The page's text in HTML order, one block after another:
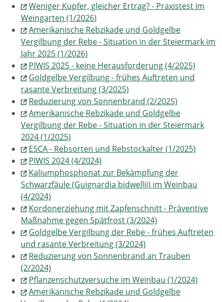
Weniger Kupfer, gleicher Ertrag? - Praxistest im
Weingarten (1/2026)
Amerikanische Rebzikade und Goldgelbe
Vergilbung der Rebe - Situation in der Steiermark im
Jahr 2025 (1/2026)
PIWIS 2025 - keine Herausforderung (4/2025)
Goldgelbe Vergilbung - frühes Auftreten und
rasante Verbreitung (3/2025)
Reduzierung von Sonnenbrand (2/2025)
Amerikanische Rebzikade und Goldgelbe
Vergilbung der Rebe - Situation in der Steiermark
2024 (1/2025)
ESCA - Rebsorten und Rebstockalter (1/2025)
PIWIS 2024 (4/2024)
Kaliumphosphonat zur Bekämpfung der
Schwarzfäule (Guignardia bidwellii) im Weinbau
(4/2024)
Kordonerziehung mit Zapfenschnitt - Präventive
Maßnahme gegen Spätfrost (3/2024)
Goldgelbe Vergilbung der Rebe - frühes Auftreten
und rasante Verbreitung (3/2024)
Reduzierung von Sonnenbrand an Trauben
(2/2024)
Pflanzenschutzversuche im Weinbau (1/2024)
Amerikanische Rebzikade und Goldgelbe